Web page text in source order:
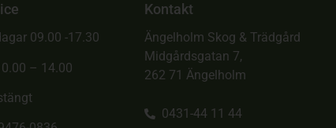
09.00 -17.30
– 14.00
Kontakt
Ängelholm Skog & Trädgård
Midgårdsgatan 7,
262 71 Ängelholm
0431-44 11 44